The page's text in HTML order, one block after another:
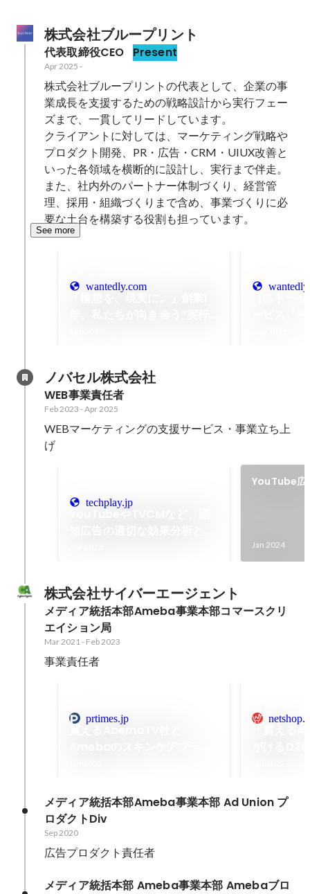
株式会社ブループリント
代表取締役CEO Present
Apr 2025 -
株式会社ブループリントの代表として、企業の事
業成長を支援するための戦略設計から実行フェー
ズまで、一貫してリードしています。
クライアントに対しては、マーケティング戦略や
プロダクト開発、PR・広告・CRM・UIUX改善と
いった各領域を横断的に設計し、実行まで伴走。
また、社内外のパートナー体制づくり、経営管
理、採用・組織づくりまで含め、事業づくりに必
要な土台を構築する役割も担っています。
See more
wantedly.com
ノバセル株式会社
WEB事業責任者
Feb 2023 -Apr 2025
WEBマーケティングの支援サービス・事業立ち上
げ
techplay.jp
YouTube広
Jan 2024
株式会社サイバーエージェント
メディア統括本部Ameba事業本部コマースクリ
エイション局
Mar 2021 - Feb 2023
事業責任者
prtimes.jp
小さい※1濃密マイクロ炭酸※2
泡の洗顔料を新発売
ームとは
メディア統括本部Ameba事業本部 Ad Union プ
ロダクトDiv
Sep 2020
広告プロダクト責任者
メディア統括本部 Ameba事業本部 Amebaブロ